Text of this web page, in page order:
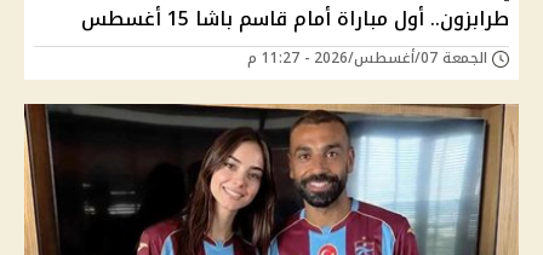
طرابزون.. أول مباراة أمام قاسم باشا 15 أغسطس
الجمعة 07/أغسطس/2026 - 11:27 م